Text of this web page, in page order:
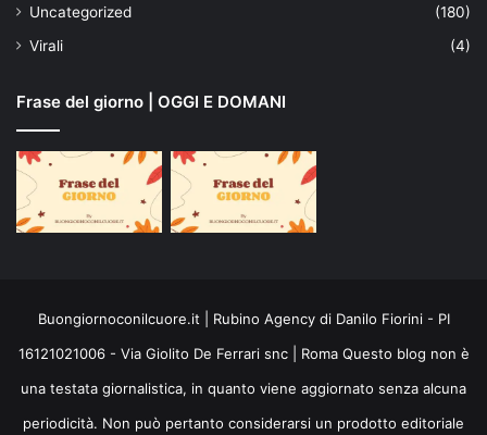
Uncategorized
(180)
Virali
(4)
Frase del giorno | OGGI E DOMANI
Buongiornoconilcuore.it | Rubino Agency di Danilo Fiorini - PI
16121021006 - Via Giolito De Ferrari snc | Roma Questo blog non è
una testata giornalistica, in quanto viene aggiornato senza alcuna
periodicità. Non può pertanto considerarsi un prodotto editoriale